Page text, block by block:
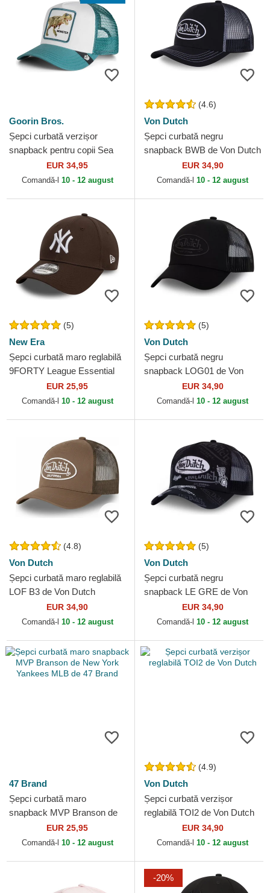
Goorin Bros.
Șepci curbată verzișor
snapback pentru copii Sea
Monster The Farm Goorin
Bros.
EUR 34,95
Comandă-l 10 - 12 august
(4.6)
Von Dutch
Șepci curbată negru
snapback BWB de Von Dutch
EUR 34,90
Comandă-l 10 - 12 august
(5)
New Era
Șepci curbată maro reglabilă
9FORTY League Essential
de New York Yankees MLB
de New Era
EUR 25,95
Comandă-l 10 - 12 august
(5)
Von Dutch
Șepci curbată negru
snapback LOG01 de Von
EUR 34,90
Comandă-l 10 - 12 august
(4.8)
Von Dutch
Șepci curbată maro reglabilă
LOF B3 de Von Dutch
EUR 34,90
Comandă-l 10 - 12 august
(5)
Von Dutch
Șepci curbată negru
snapback LE GRE de Von
EUR 34,90
Comandă-l 10 - 12 august
47 Brand
Șepci curbată maro
snapback MVP Branson de
New York Yankees MLB de
47 Brand
EUR 25,95
Comandă-l 10 - 12 august
(4.9)
Von Dutch
Șepci curbată verzișor
reglabilă TOI2 de Von Dutch
EUR 34,90
Comandă-l 10 - 12 august
-20%